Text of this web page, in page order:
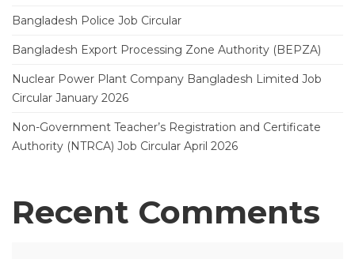
Bangladesh Police Job Circular
Bangladesh Export Processing Zone Authority (BEPZA)
Nuclear Power Plant Company Bangladesh Limited Job
Circular January 2026
Non-Government Teacher’s Registration and Certificate
Authority (NTRCA) Job Circular April 2026
Recent Comments